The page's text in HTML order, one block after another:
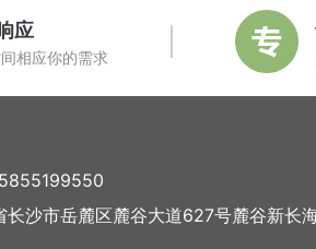
应
相应你的需求
长沙市岳麓区麓谷大道627号麓谷新长